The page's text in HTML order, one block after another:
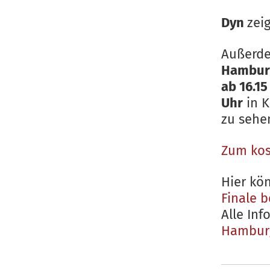
Dyn
ab
Uhr in
zu
Zum
Hier
Finale
Alle